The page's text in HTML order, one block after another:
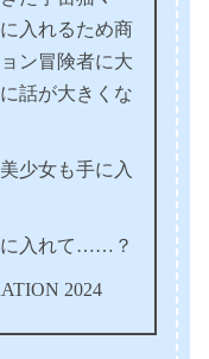
入れるため商
ン冒険者に大
話が大きくな
少女も手に入
に入れて……？
2024